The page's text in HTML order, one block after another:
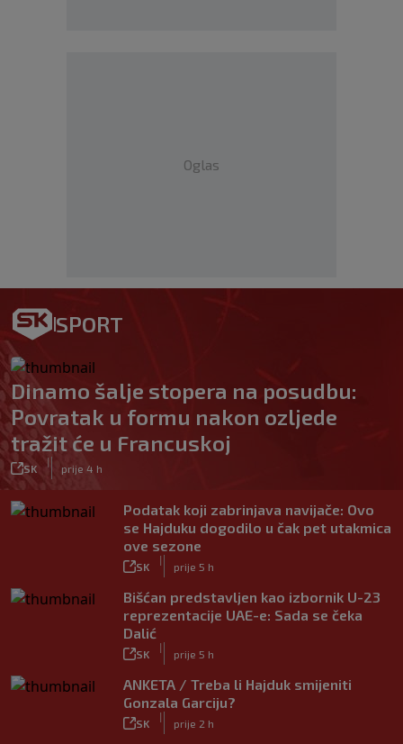
Oglas
SPORT
Dinamo šalje stopera na posudbu:
Povratak u formu nakon ozljede
tražit će u Francuskoj
SK
|
prije 4 h
Podatak koji zabrinjava navijače: Ovo
se Hajduku dogodilo u čak pet utakmica
ove sezone
SK
|
prije 5 h
Bišćan predstavljen kao izbornik U-23
reprezentacije UAE-e: Sada se čeka
Dalić
SK
|
prije 5 h
ANKETA / Treba li Hajduk smijeniti
Gonzala Garciju?
SK
|
prije 2 h